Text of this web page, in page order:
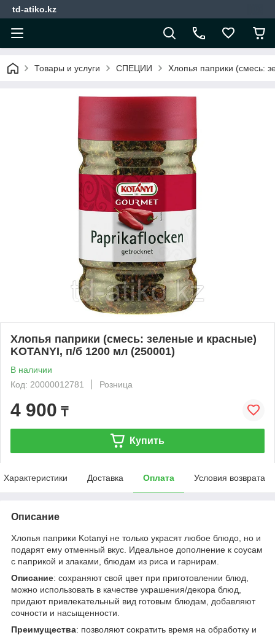
td-atiko.kz
Товары и услуги СПЕЦИИ Хлопья паприки (смесь:
Хлопья паприки (смесь: зеленые и красные)
KOTANYI, п/б 1200 мл (250001)
В наличии
Код: 20000012781
Розница
4 900 ₸
Купить
Характеристики Доставка Оплата Условия возврата
Описание
Хлопья паприки Kotanyi не только украсят любое блюдо, но и
подарят ему отменный вкус. Идеальное дополнение к соусам
с паприкой и злаками, блюдам из риса и гарнирам.
Описание: сохраняют свой цвет при приготовлении блюд,
можно использовать в качестве украшения/декора блюд,
придают привлекательный вид готовым блюдам, добавляют
сочности и насыщенности.
Преимущества: позволяют сократить время на обработку и